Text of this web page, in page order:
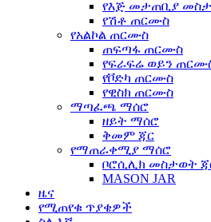
የእጅ መታጠቢያ
የሽቶ ጠርሙስ
የአልኮል ጠርሙስ
ጠፍጣፋ ጠርሙስ
የፍራፍሬ ወይን
የቮድካ ጠርሙስ
የዊስክ ጠርሙስ
ማጣፈጫ ማሰሮ
ዘይት ማሰሮ
ቅመም ጃር
የማጠራቀሚያ ማሰሮ
ቦሮሲሊክ መስታወት
MASON JAR
ዜና
የሚጠየቁ ጥያቄዎች